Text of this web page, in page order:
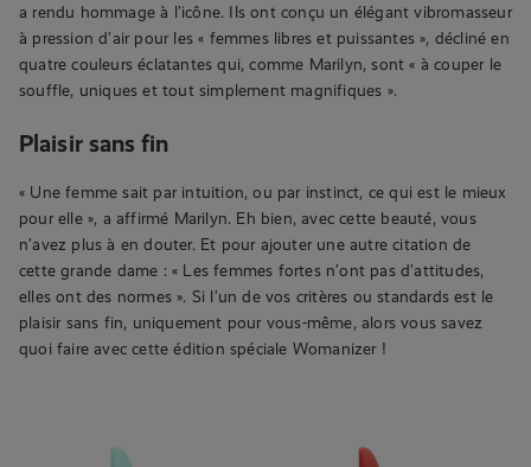
a rendu hommage à l’icône. Ils ont conçu un élégant vibromasseur
à pression d’air pour les « femmes libres et puissantes », décliné en
quatre couleurs éclatantes qui, comme Marilyn, sont « à couper le
souffle, uniques et tout simplement magnifiques ».
Plaisir sans fin
« Une femme sait par intuition, ou par instinct, ce qui est le mieux
pour elle », a affirmé Marilyn. Eh bien, avec cette beauté, vous
n’avez plus à en douter. Et pour ajouter une autre citation de
cette grande dame : « Les femmes fortes n’ont pas d’attitudes,
elles ont des normes ». Si l’un de vos critères ou standards est le
plaisir sans fin, uniquement pour vous-même, alors vous savez
quoi faire avec cette édition spéciale Womanizer !